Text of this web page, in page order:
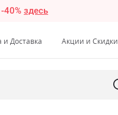
-40%здесь
и Доставка Акции и Скидки